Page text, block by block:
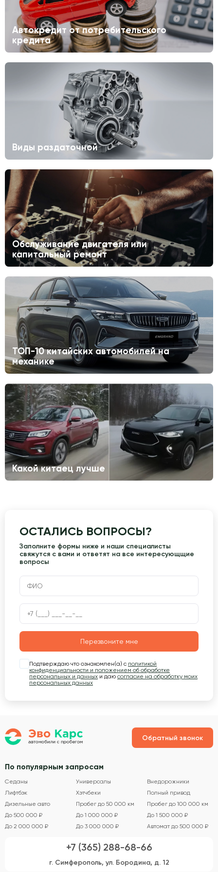
Автокредит от потребительского
кредита
Виды раздаточной
Обслуживание двигателя или
капитальный ремонт
ТОП-10 китайских автомобилей на
механике
Какой китаец лучше
ОСТАЛИСЬ ВОПРОСЫ?
Заполните формы ниже и наши специалисты
свяжутся с вами и ответят на все интересующщие
вопросы
Перезвоните мне
Подтверждаю что ознакомлен(а) с политикой
конфиденциальности и положением об обработке
персональных и данных и даю согласие на обработку моих
персональных данных
Обратный звонок
По популярным запросам
Седаны Универсалы
Внедорожники
Лифтбэк
Хэтчбеки
Полный привод
Дизельные авто
Пробег до 50 000 км
Пробег до 100 000 км
До 500 000 ₽
До 1 000 000 ₽
До 1 500 000 ₽
До 2 000 000 ₽
До 3 000 000 ₽ Автомат до 500 000 ₽
+7 (365) 288-68-66
г. Симферополь, ул. Бородина, д. 12